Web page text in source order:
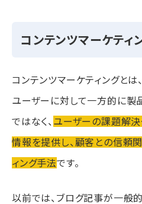
コンテンツマーケティ
コンテンツマーケティングとは
ユーザーに対して一方的に製
ではなく、 ユーザーの課題解
情報を提供し、顧客との信頼
ィング手法です。
以前では、ブログ記事が一般